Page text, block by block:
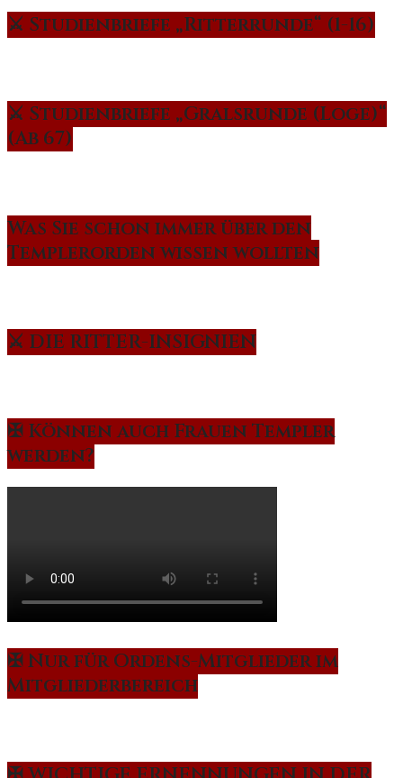
⚔️ Studienbriefe „Ritterrunde“ (1-16)
⚔️ Studienbriefe „Gralsrunde (Loge)“
(Ab 67)
Was Sie schon immer über den
Templerorden wissen wollten
⚔️ DIE RITTER-INSIGNIEN
✠ Können auch Frauen Templer
werden?
✠ Nur für Ordens-Mitglieder im
Mitgliederbereich